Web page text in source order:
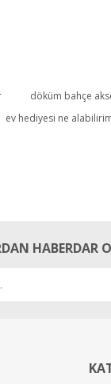
döküm bahçe
ev hediyesi ne
HABERDAR